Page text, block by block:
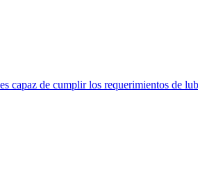
de cumplir los requerimientos de